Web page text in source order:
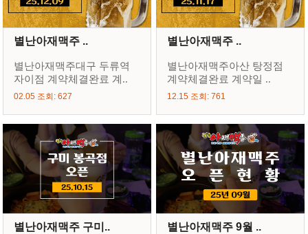
별난아재맥주 ..
별난아재맥주대구 두류역
자이점 계약체결완료 계..
02.05 조회: 627
별난아재맥주 ..
별난아재맥주아산 탕정점
계약체결완료 계약일 ..
12.15 조회: 761
별난아재맥주 구미.. 별난아재맥주 9월 ..